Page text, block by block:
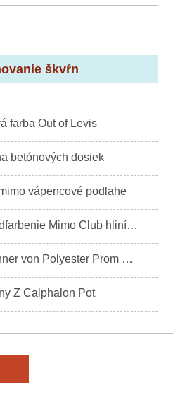
škvŕn
farba Out of Levis
betónových dosiek
vápencové podlahe
Ako sa k nám Black odfarbenie Mimo Club hliníkové Hrnce
Ako sa k nám Self Tanner von Polyester Prom Dress
Z Calphalon Pot